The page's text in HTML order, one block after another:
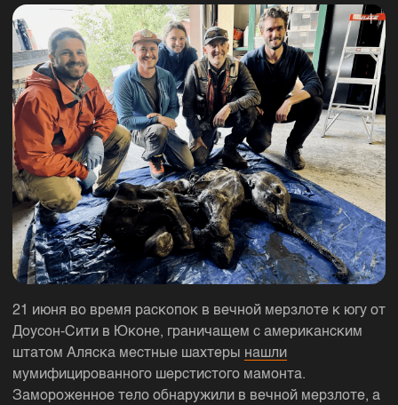
21 июня во время раскопок в вечной мерзлоте к югу от
Доусон-Сити в Юконе, граничащем с американским
штатом Аляска местные шахтеры нашли
мумифицированного шерстистого мамонта.
Замороженное тело обнаружили в вечной мерзлоте, а